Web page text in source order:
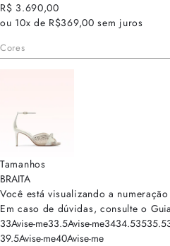
R$ 3.690,00
ou 10x de R$369,00 sem juros
Cores
Tamanhos
BRAITA
Você está visualizando a numeração
Em caso de dúvidas, consulte o
33Avise-me33.5Avise-me3434.53535.5
39.5Avise-me40Avise-me